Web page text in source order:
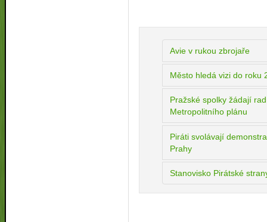
Avie v rukou zbrojaře
Město hledá vizi do roku
Pražské spolky žádají
Metropolitního plánu
Piráti svolávají
Prahy
Stanovisko Pirátské